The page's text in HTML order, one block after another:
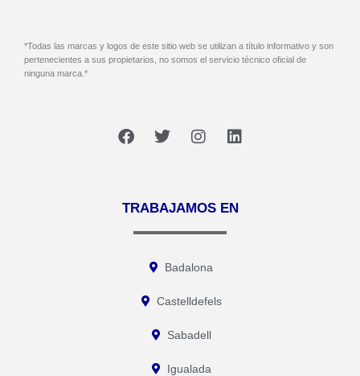
*Todas las marcas y logos de este sitio web se utilizan a título informativo y son
pertenecientes a sus propietarios, no somos el servicio técnico oficial de
ninguna marca.*
TRABAJAMOS EN
Badalona
Castelldefels
Sabadell
Igualada